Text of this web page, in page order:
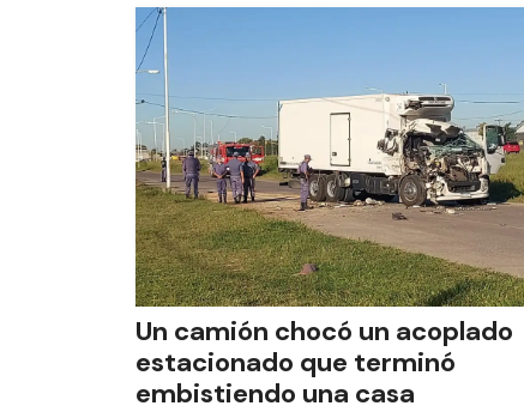
Un camión chocó un acoplado
estacionado que terminó
embistiendo una casa